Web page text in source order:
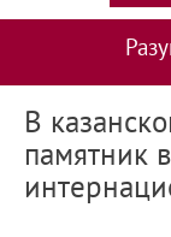
В
памятник